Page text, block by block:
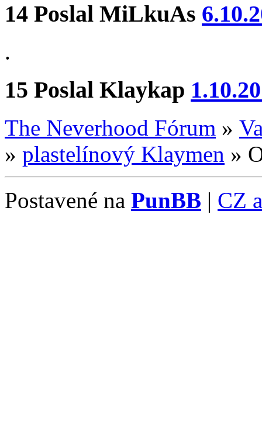
14 Poslal MiLkuAs
.
15 Poslal Klaykap
The Neverhood Fórum »
» plastelínový Klaymen »
Postavené na PunBB | CZ